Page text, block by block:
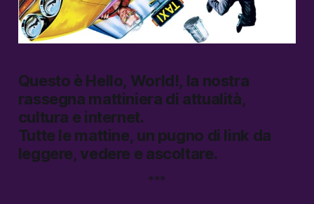
Questo è Hello, World!, la nostra
rassegna mattiniera di attualità,
cultura e internet.
Tutte le mattine, un pugno di link da
leggere, vedere e ascoltare.
***